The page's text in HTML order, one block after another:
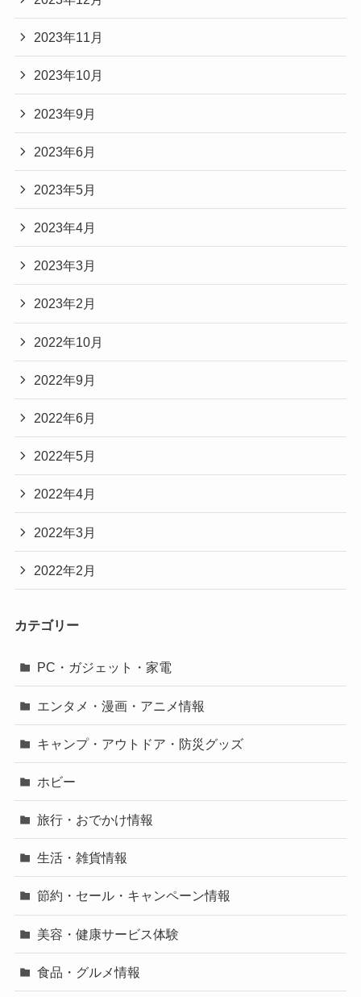
2023年11月
2023年10月
2023年9月
2023年6月
2023年5月
2023年4月
2023年3月
2023年2月
2022年10月
2022年9月
2022年6月
2022年5月
2022年4月
2022年3月
2022年2月
カテゴリー
PC・ガジェット・家電
エンタメ・漫画・アニメ情報
キャンプ・アウトドア・防災グッズ
ホビー
旅行・おでかけ情報
生活・雑貨情報
節約・セール・キャンペーン情報
美容・健康サービス体験
食品・グルメ情報